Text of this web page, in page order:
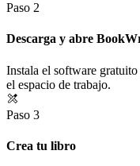
Paso 2
Descarga y abre
Instala el software
el espacio de trabajo.
Paso 3
Crea tu libro